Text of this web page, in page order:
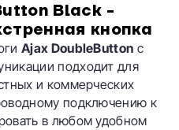
Black -
кнопка
Ajax DoubleButton c
подходит для
и коммерческих
подключению к
в любом удобном